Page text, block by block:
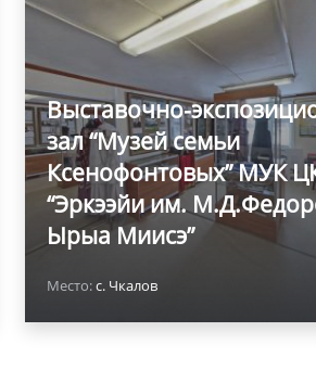
Выставочно-
зал “Музей семьи
Ксенофонтовых” МУК
“Эркээйи им.
Ырыа Миисэ”
Место:с. Чкалов